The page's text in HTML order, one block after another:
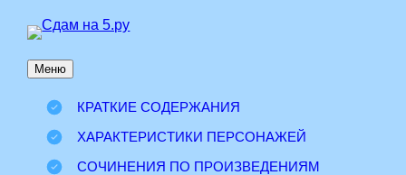
Перейти
содержимому
Меню
КРАТКИЕ СОДЕРЖАНИЯ
ХАРАКТЕРИСТИКИ ПЕРСОНАЖЕЙ
СОЧИНЕНИЯ ПО ПРОИЗВЕДЕНИЯМ